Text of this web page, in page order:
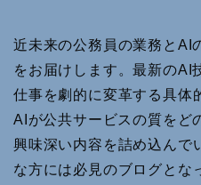
近未来の公務員の業務とAI
をお届けします。最新のAI
仕事を劇的に変革する具体
AIが公共サービスの質をど
興味深い内容を詰め込んで
な方には必見のブログとな